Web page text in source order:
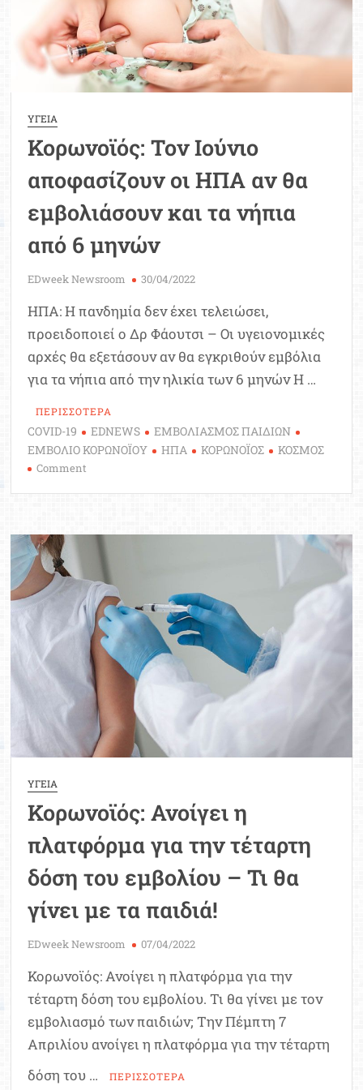
του
κορωνοϊού
ΥΓΕΙΑ
Κορωνοϊός: Τον Ιούνιο
αποφασίζουν οι ΗΠΑ αν θα
εμβολιάσουν και τα νήπια
από 6 μηνών
EDweek Newsroom 30/04/2022
ΗΠΑ: Η πανδημία δεν έχει τελειώσει,
προειδοποιεί ο Δρ Φάουτσι – Οι υγειονομικές
αρχές θα εξετάσουν αν θα εγκριθούν εμβόλια
για τα νήπια από την ηλικία των 6 μηνών Η …
ΠΕΡΙΣΣΟΤΕΡΑ
COVID-19 EDNEWS
ΕΜΒΟΛΙΑΣΜΟΣ ΠΑΙΔΙΩΝ
ΕΜΒΟΛΙΟ ΚΟΡΩΝΟΪΟΥ
ΗΠΑ ΚΟΡΩΝΟΪΟΣ ΚΟΣΜΟΣ
Comment
αποφασίζουν
αν
θα
εμβολιάσουν
και
τα
νήπια
από
μηνών
ΥΓΕΙΑ
Κορωνοϊός: Ανοίγει η
πλατφόρμα για την τέταρτη
δόση του εμβολίου – Τι θα
γίνει με τα παιδιά!
EDweek Newsroom 07/04/2022
Κορωνοϊός: Ανοίγει η πλατφόρμα για την
τέταρτη δόση του εμβολίου. Τι θα γίνει με τον
εμβολιασμό των παιδιών; Την Πέμπτη 7
Απριλίου ανοίγει η πλατφόρμα για την τέταρτη
δόση του …
ΠΕΡΙΣΣΟΤΕΡΑ